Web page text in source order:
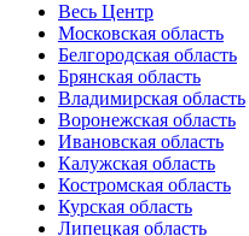
Весь Центр
Московская область
Белгородская область
Брянская область
Владимирская область
Воронежская область
Ивановская область
Калужская область
Костромская область
Курская область
Липецкая область